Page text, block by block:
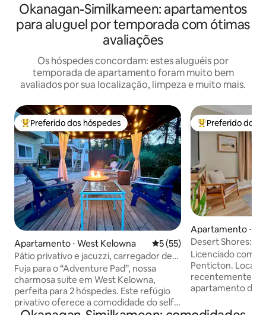
Okanagan-Similkameen: apartamentos
para aluguel por temporada com ótimas
avaliações
Os hóspedes concordam: estes aluguéis por
temporada de apartamento foram muito bem
avaliados por sua localização, limpeza e muito mais.
Entre os melhores preferidos dos hóspedes
Preferido dos hóspedes
Apartamento ⋅ West Kelowna 5 de uma avaliação média
5 (55)
Pátio privativo e jacuzzi, carregador de
veículos elétricos, entre as 1% melhores
Fuja para o “Adventure Pad”, nossa
charmosa suíte em West Kelowna,
perfeita para 2 hóspedes. Este refúgio
privativo oferece a comodidade do self
Entre os
Preferido dos
Apartamento ⋅
Desert Shores:
permitido)
Licenciado com
Penticton. Localizado centralmente,
recentemente
apartamento de
com entrada privativa. Curta